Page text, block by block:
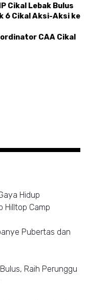
Cikal Lebak Bulus
6 Cikal Aksi-Aksi ke
CAA Cikal
Hidup
Hilltop Camp
Pubertas dan
Raih Perunggu